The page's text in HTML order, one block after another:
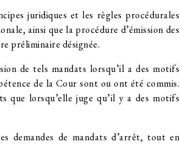
juridiques et les règles procédurales
ainsi que la procédure d’émission des
préliminaire désignée.
de tels mandats lorsqu’il a des motifs
de la Cour sont ou ont été commis.
que lorsqu’elle juge qu’il y a des motifs
demandes de mandats d’arrêt, tout en